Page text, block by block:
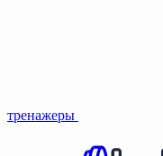
тренажеры